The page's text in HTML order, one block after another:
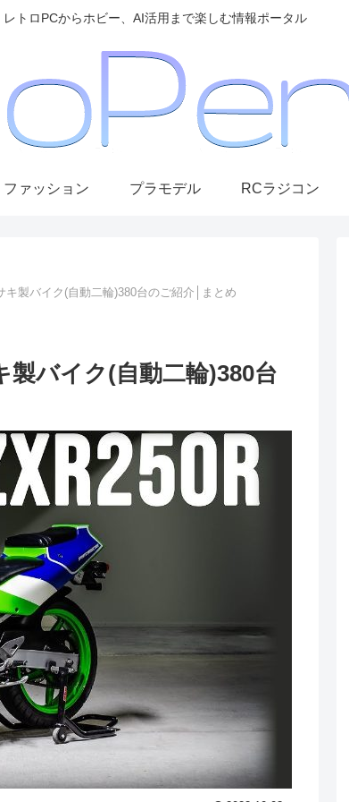
レトロPCからホビー、AI活用まで楽しむ情報ポータル
ファッション プラモデル RCラジコン
キ製バイク(自動二輪)380台のご紹介│まとめ
製バイク(自動二輪)380台